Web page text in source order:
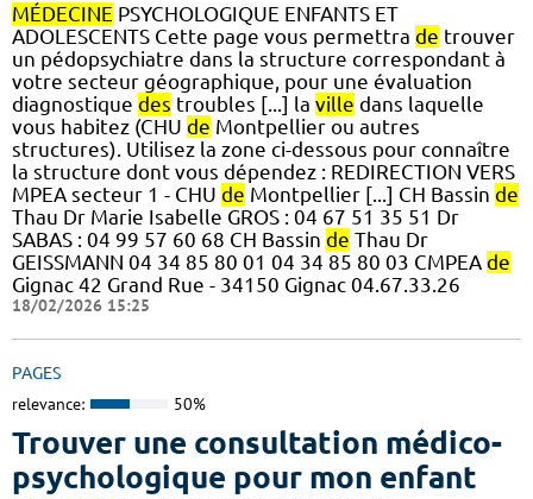
MÉDECINE PSYCHOLOGIQUE ENFANTS ET
ADOLESCENTS Cette page vous permettra de trouver
un pédopsychiatre dans la structure correspondant à
votre secteur géographique, pour une évaluation
diagnostique des troubles [...] la ville dans laquelle
vous habitez (CHU de Montpellier ou autres
structures). Utilisez la zone ci-dessous pour connaître
la structure dont vous dépendez : REDIRECTION VERS
MPEA secteur 1 - CHU de Montpellier [...] CH Bassin de
Thau Dr Marie Isabelle GROS : 04 67 51 35 51 Dr
SABAS : 04 99 57 60 68 CH Bassin de Thau Dr
GEISSMANN 04 34 85 80 01 04 34 85 80 03 CMPEA de
Gignac 42 Grand Rue - 34150 Gignac 04.67.33.26
18/02/2026 15:25
PAGES
relevance: 50%
Trouver une consultation médico-
psychologique pour mon enfant